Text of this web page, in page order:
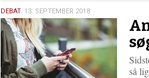
13.
september
2018
DEBAT 13. SEPTEMBER 2018
så